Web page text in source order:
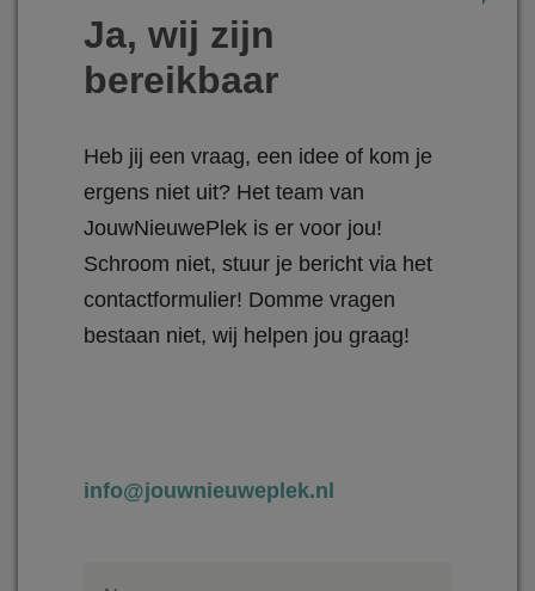
Ja, wij zijn
bereikbaar
Heb jij een vraag, een idee of kom je
ergens niet uit? Het team van
JouwNieuwePlek is er voor jou!
Schroom niet, stuur je bericht via het
contactformulier! Domme vragen
bestaan niet, wij helpen jou graag!
info@jouwnieuweplek.nl